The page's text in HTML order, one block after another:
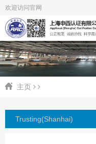
欢迎访问官网
主页
Trusting(Shanhai)